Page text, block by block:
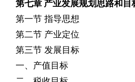
第七章 产业发展规划思路和目
第一节 指导思想
第二节 产业定位
第三节 发展目标
一、产值目标